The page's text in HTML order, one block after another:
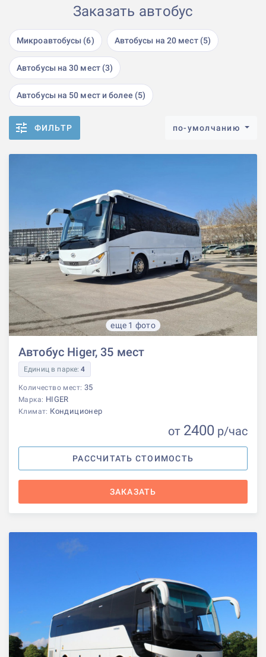
Заказать автобус
Микроавтобусы (6) Автобусы на 20 мест (5)
Автобусы на 30 мест (3)
Автобусы на 50 мест и более (5)
ФИЛЬТР по-умолчанию
еще 1 фото
Автобус Higer, 35 мест
Единиц в парке:4
Количество мест: 35
Марка: HIGER
Климат: Кондиционер
от 2400 р/час
РАССЧИТАТЬ СТОИМОСТЬ
ЗАКАЗАТЬ